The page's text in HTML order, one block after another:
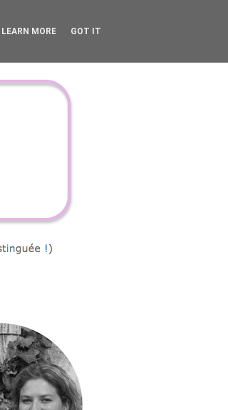
LEARN MORE GOT IT